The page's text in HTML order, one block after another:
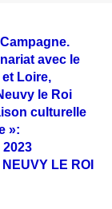
avec le
Loire,
le Roi
culturelle
»:
2023
LE ROI